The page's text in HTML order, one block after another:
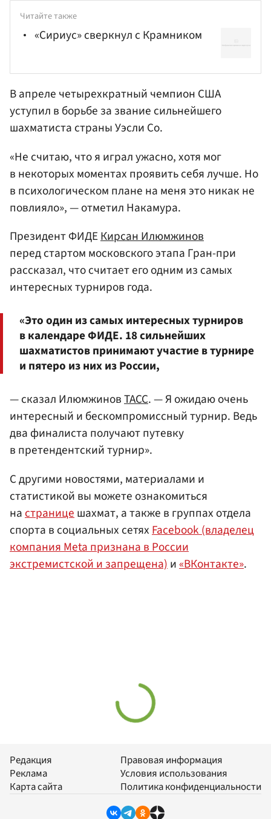
Читайте также
«Сириус» сверкнул с Крамником
В апреле четырехкратный чемпион США
уступил в борьбе за звание сильнейшего
шахматиста страны Уэсли Со.
«Не считаю, что я играл ужасно, хотя мог
в некоторых моментах проявить себя лучше. Но
в психологическом плане на меня это никак не
повлияло», — отметил Накамура.
Президент ФИДЕКирсан Илюмжинов
перед стартом московского этапа Гран-при
рассказал, что считает его одним из самых
интересных турниров года.
«Это один из самых интересных турниров
в календаре ФИДЕ. 18 сильнейших
шахматистов принимают участие в турнире
и пятеро из них из России,
— сказал ИлюмжиновТАСС. — Я ожидаю очень
интересный и бескомпромиссный турнир. Ведь
два финалиста получают путевку
в претендентский турнир».
С другими новостями, материалами и
статистикой вы можете ознакомиться
на странице шахмат, а также в группах отдела
спорта в социальных сетях Facebook (владелец
компания Meta признана в России
экстремистской и запрещена) и«ВКонтакте».
Редакция
Реклама
Карта сайта
Правовая информация
Условия использования
Политика конфиденциальности